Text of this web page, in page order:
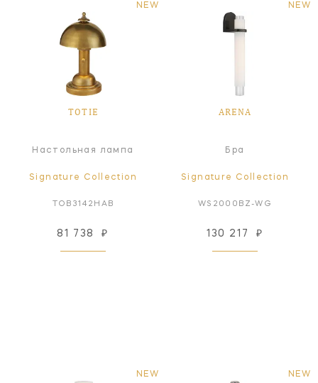
NEW
TOTIE
Настольная лампа
Signature Collection
TOB3142HAB
81 738 ₽
NEW
ARENA
Бра
Signature Collection
WS2000BZ-WG
130 217 ₽
NEW NEW